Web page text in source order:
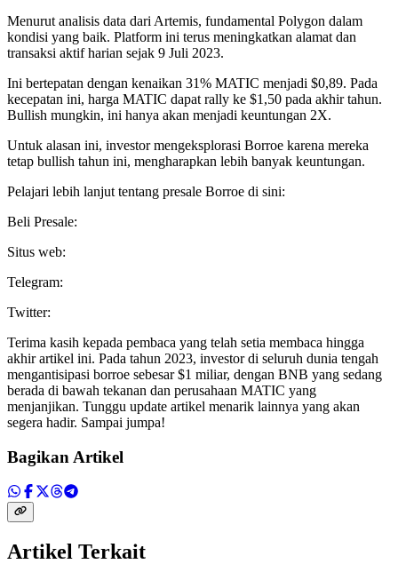
Menurut analisis data dari Artemis, fundamental Polygon dalam
kondisi yang baik. Platform ini terus meningkatkan alamat dan
transaksi aktif harian sejak 9 Juli 2023.
Ini bertepatan dengan kenaikan 31% MATIC menjadi $0,89. Pada
kecepatan ini, harga MATIC dapat rally ke $1,50 pada akhir tahun.
Bullish mungkin, ini hanya akan menjadi keuntungan 2X.
Untuk alasan ini, investor mengeksplorasi Borroe karena mereka
tetap bullish tahun ini, mengharapkan lebih banyak keuntungan.
Pelajari lebih lanjut tentang presale Borroe di sini:
Beli Presale:
Situs web:
Telegram:
Twitter:
Terima kasih kepada pembaca yang telah setia membaca hingga
akhir artikel ini. Pada tahun 2023, investor di seluruh dunia tengah
mengantisipasi borroe sebesar $1 miliar, dengan BNB yang sedang
berada di bawah tekanan dan perusahaan MATIC yang
menjanjikan. Tunggu update artikel menarik lainnya yang akan
segera hadir. Sampai jumpa!
Bagikan Artikel
Artikel Terkait